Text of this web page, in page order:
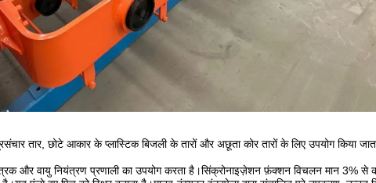
तार, छोटे आकार के प्लास्टिक बिजली के तारों और अछूता कोर तारों के लिए उपयोग किया
और वायु नियंत्रण प्रणाली का उपयोग करता है।सिंक्रोनाइज़ेशन फ़ंक्शन विचलन मान 3% से